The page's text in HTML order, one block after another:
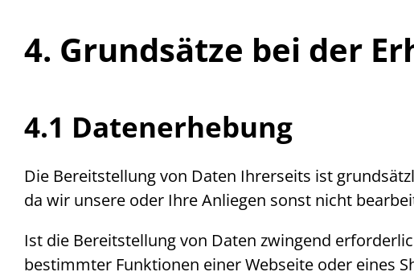
4. Grundsätze bei der
4.1 Datenerhebung
Die Bereitstellung von Daten Ihrerseits ist
da wir unsere oder Ihre Anliegen sonst nicht
Ist die Bereitstellung von Daten zwingend
bestimmter Funktionen einerWebseite oder eines